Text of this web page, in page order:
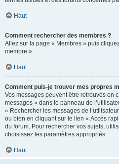
Haut
Comment rechercher des membres ?
Allez sur la page « Membres » puis
membre ».
Haut
Comment puis-je trouver mes propres
Vos messages peuvent être retrouvés en
messages » dans le panneau de
« Rechercher les messages de
ou bien en cliquant sur le lien « Accès
du forum. Pour rechercher vos sujets,
choisissez les paramètres appropriés.
Haut